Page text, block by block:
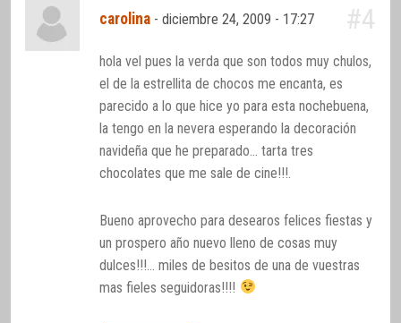
carolina -diciembre 24, 2009 - 17:27 #4
hola vel pues la verda que son todos muy chulos,
el de la estrellita de chocos me encanta, es
parecido a lo que hice yo para esta nochebuena,
la tengo en la nevera esperando la decoración
navideña que he preparado… tarta tres
chocolates que me sale de cine!!!.
Bueno aprovecho para desearos felices fiestas y
un prospero año nuevo lleno de cosas muy
dulces!!!… miles de besitos de una de vuestras
mas fieles seguidoras!!!!